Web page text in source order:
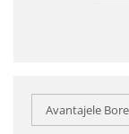
Avantajele